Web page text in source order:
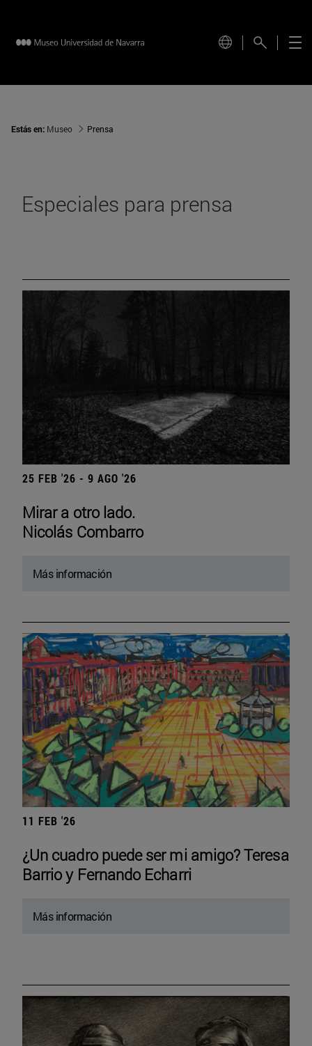
Estás en: Museo Prensa
Especiales para prensa
25 FEB '26 - 9 AGO '26
Mirar a otro lado.
Nicolás Combarro
Más información
11 FEB '26
¿Un cuadro puede ser mi amigo? Teresa
Barrio y Fernando Echarri
Más información